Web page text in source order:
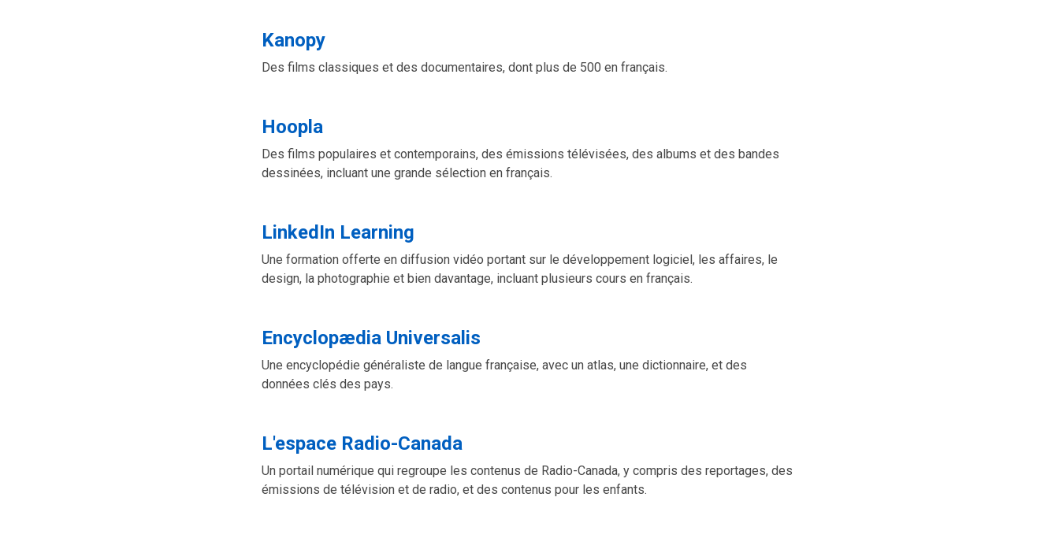
Kanopy
Des films classiques et des documentaires, dont plus de 500 en français.
Hoopla
Des films populaires et contemporains, des émissions télévisées, des albums et des bandes
dessinées, incluant une grande sélection en français.
LinkedIn Learning
Une formation offerte en diffusion vidéo portant sur le développement logiciel, les affaires, le
design, la photographie et bien davantage, incluant plusieurs cours en français.
Encyclopædia Universalis
Une encyclopédie généraliste de langue française, avec un atlas, une dictionnaire, et des
données clés des pays.
L'espace Radio-Canada
Un portail numérique qui regroupe les contenus de Radio-Canada, y compris des reportages, des
émissions de télévision et de radio, et des contenus pour les enfants.